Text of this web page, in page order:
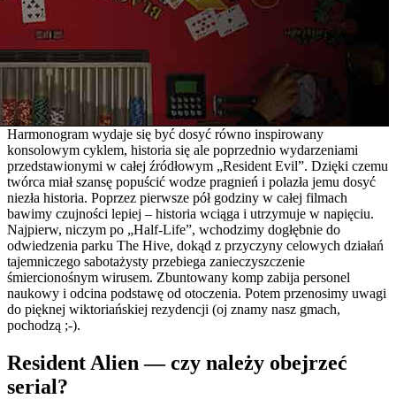
Harmonogram wydaje się być dosyć równo inspirowany
konsolowym cyklem, historia się ale poprzednio wydarzeniami
przedstawionymi w całej źródłowym „Resident Evil”. Dzięki czemu
twórca miał szansę popuścić wodze pragnień i polazła jemu dosyć
niezła historia. Poprzez pierwsze pół godziny w całej filmach
bawimy czujności lepiej – historia wciąga i utrzymuje w napięciu.
Najpierw, niczym po „Half-Life”, wchodzimy dogłębnie do
odwiedzenia parku The Hive, dokąd z przyczyny celowych działań
tajemniczego sabotażysty przebiega zanieczyszczenie
śmiercionośnym wirusem. Zbuntowany komp zabija personel
naukowy i odcina podstawę od otoczenia. Potem przenosimy uwagi
do pięknej wiktoriańskiej rezydencji (oj znamy nasz gmach,
pochodzą ;-).
Resident Alien — czy należy obejrzeć
serial?